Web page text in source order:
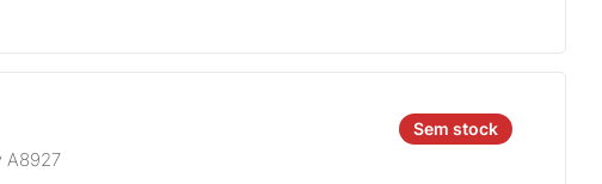
Sem stock
A8927